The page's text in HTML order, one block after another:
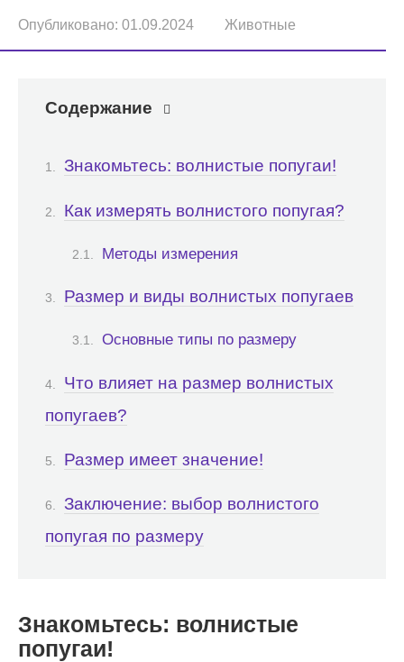
Опубликовано: 01.09.2024 Животные
Содержание
Знакомьтесь: волнистые попугаи!
Как измерять волнистого попугая?
Методы измерения
Размер и виды волнистых попугаев
Основные типы по размеру
Что влияет на размер волнистых
попугаев?
Размер имеет значение!
Заключение: выбор волнистого
попугая по размеру
Знакомьтесь: волнистые
попугаи!